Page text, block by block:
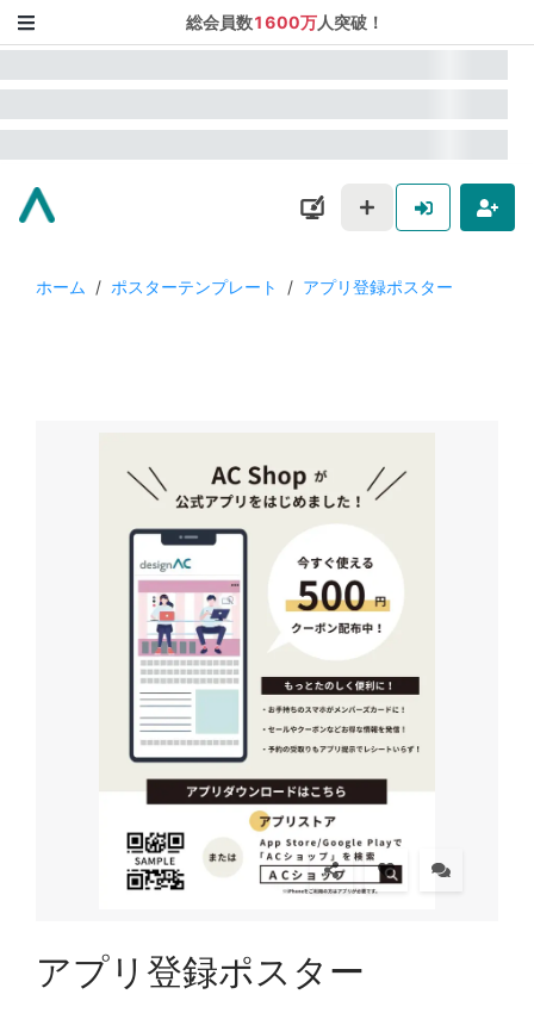
総会員数1600万人突破！
ホーム / ポスターテンプレート / アプリ登録ポスター
アプリ登録ポスター